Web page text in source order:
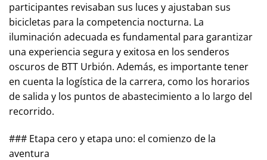
participantes revisaban sus luces y ajustaban sus
bicicletas para la competencia nocturna. La
iluminación adecuada es fundamental para garantizar
una experiencia segura y exitosa en los senderos
oscuros de BTT Urbión. Además, es importante tener
en cuenta la logística de la carrera, como los horarios
de salida y los puntos de abastecimiento a lo largo del
recorrido.
### Etapa cero y etapa uno: el comienzo de la
aventura